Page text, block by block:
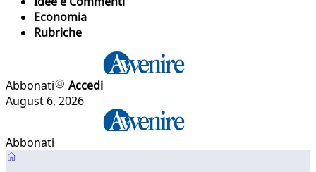
Economia
Rubriche
Abbonati
Accedi
August 6, 2026
Abbonati